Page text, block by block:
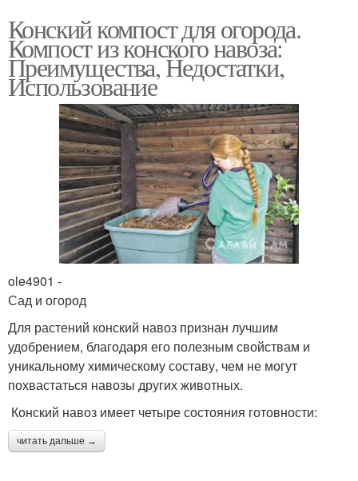
Конский компост для огорода.
Компост из конского навоза:
Преимущества, Недостатки,
Использование
ole4901 -
Сад и огород
Для растений конский навоз признан лучшим
удобрением, благодаря его полезным свойствам и
уникальному химическому составу, чем не могут
похвастаться навозы других животных.
Конский навоз имеет четыре состояния готовности:
читать дальше →